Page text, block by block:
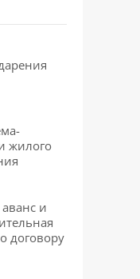
жилого
и
договору